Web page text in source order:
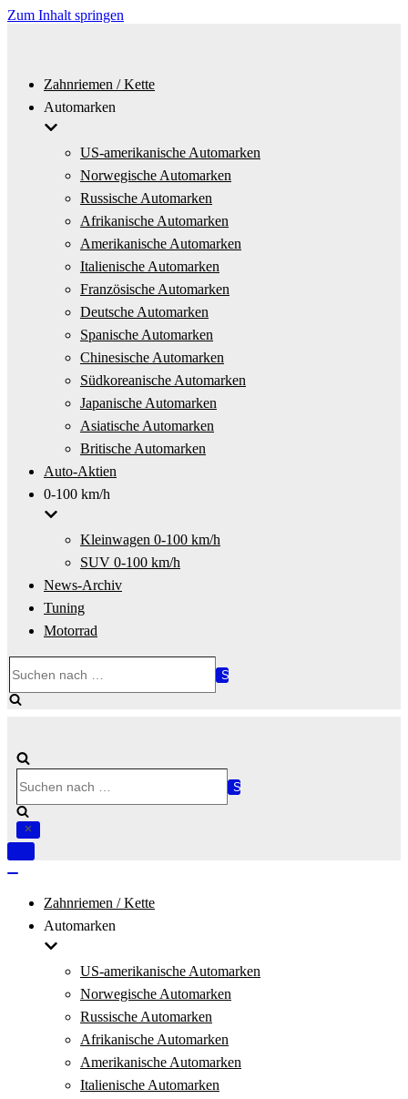
Zum Inhalt springen
Zahnriemen / Kette
Automarken
US-amerikanische Automarken
Norwegische Automarken
Russische Automarken
Afrikanische Automarken
Amerikanische Automarken
Italienische Automarken
Französische Automarken
Deutsche Automarken
Spanische Automarken
Chinesische Automarken
Südkoreanische Automarken
Japanische Automarken
Asiatische Automarken
Britische Automarken
Auto-Aktien
0-100 km/h
Kleinwagen 0-100 km/h
SUV 0-100 km/h
News-Archiv
Tuning
Motorrad
nach …
nach …
Navigation
Zahnriemen / Kette
Automarken
US-amerikanische Automarken
Norwegische Automarken
Russische Automarken
Afrikanische Automarken
Amerikanische Automarken
Italienische Automarken